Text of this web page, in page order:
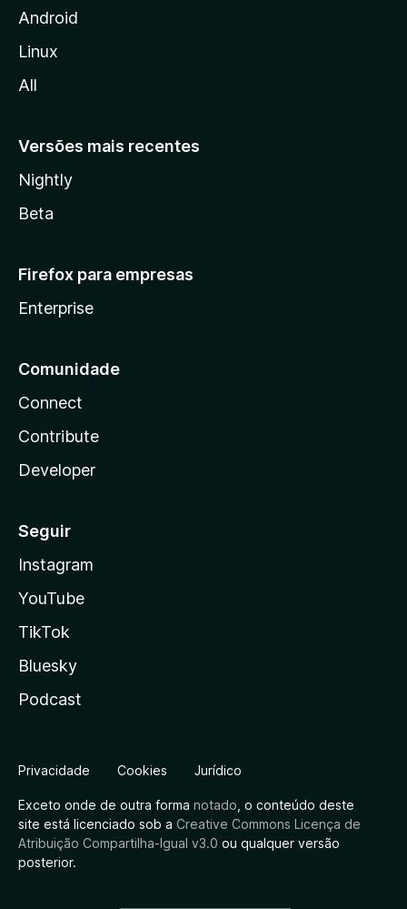
i
a
Android
Linux
All
Versões mais recentes
Nightly
Beta
Firefox para empresas
Enterprise
Comunidade
Connect
Contribute
Developer
Seguir
Instagram
YouTube
TikTok
Bluesky
Podcast
Privacidade Cookies Jurídico
Exceto onde de outra forma notado , o conteúdo deste
site está licenciado sob a Creative Commons Licença de
Atribuição Compartilha-Igual v3.0 ou qualquer versão
posterior.